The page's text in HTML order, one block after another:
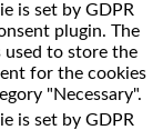
is set by GDPR
plugin. The
used to store the
for the cookies
"Necessary".
is set by GDPR